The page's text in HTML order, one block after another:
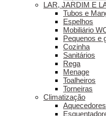
LAR, JARDIM E
Tubos e
Espelhos
Mobiliário
Pequenos e
Cozinha
Sanitários
Rega
Menage
Toalheiros
Torneiras
Climatização
Aquecedores